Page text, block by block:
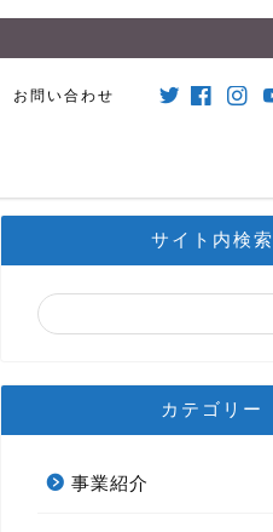
お問い合わせ
サイト内検索
カテゴリー
事業紹介